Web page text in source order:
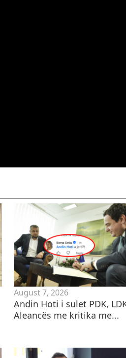
August 7, 2026
Andin Hoti i sulet PDK,
Aleancës me kritika me...